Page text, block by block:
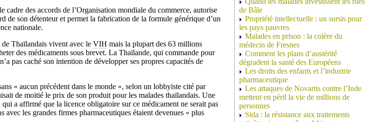
cadre des accords de l’Organisation mondiale du commerce, autorise
de son détenteur et permet la fabrication de la formule générique d’un
nationale.
Thaïlandais vivent avec le VIH mais la plupart des 63 millions
des médicaments sous brevet. La Thaïlande, qui commande pour
pas caché son intention de développer ses propres capacités de
« aucun précédent dans le monde », selon un lobbyiste cité par
de moitié le prix de son produit pour les malades thaïlandais. Une
a affirmé que la licence obligatoire sur ce médicament ne serait pas
avec les grandes firmes pharmaceutiques étaient devenues « plus
de Bâle
Propriété intellectuelle : un sursis pour
les pays pauvres
Malades en prison : la colère du
médecin de Fresnes
Comment les plans d’austérité
dégradent la santé des Européens
Les droits des enfants et l’industrie
pharmaceutique
Les attaques de Novartis contre l’Inde
mettent en péril la vie de millions de
personnes
Sida : la résistance aux traitements